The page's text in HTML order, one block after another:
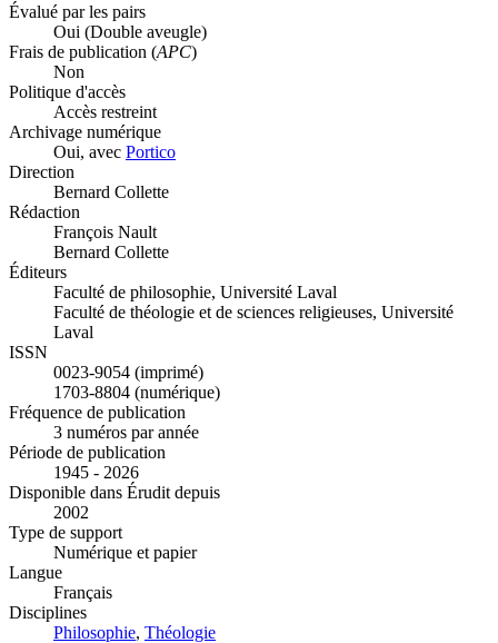
Évalué par les pairs
Oui (Double aveugle)
Frais de publication (APC)
Non
Politique d'accès
Accès restreint
Archivage numérique
Oui, avec Portico
Direction
Bernard Collette
Rédaction
François Nault
Bernard Collette
Éditeurs
Faculté de philosophie, Université Laval
Faculté de théologie et de sciences religieuses, Université
Laval
ISSN
0023-9054 (imprimé)
1703-8804 (numérique)
Fréquence de publication
3 numéros par année
Période de publication
1945 - 2026
Disponible dans Érudit depuis
2002
Type de support
Numérique et papier
Langue
Français
Disciplines
Philosophie, Théologie